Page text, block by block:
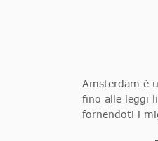
Amsterdam è
fino alle leggi
fornendoti i